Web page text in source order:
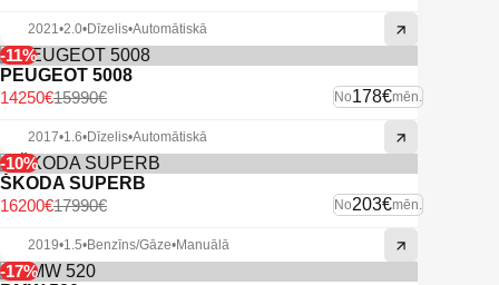
2021•2.0•Dīzelis•Automātiskā
-11%
PEUGEOT 5008
No178€mēn.
15990€
14250€
2017•1.6•Dīzelis•Automātiskā
-10%
ŠKODA SUPERB
No203€mēn.
17990€
16200€
2019•1.5•Benzīns/Gāze•Manuālā
-17%